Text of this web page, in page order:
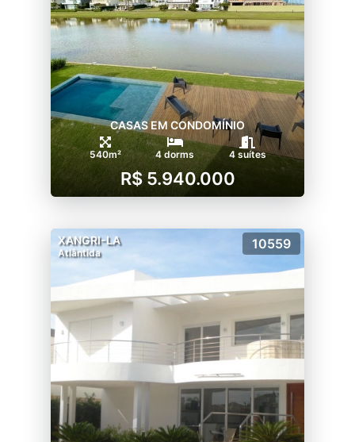
CASAS EM CONDOMÍNIO
540m² 4 dorms 4 suítes
R$ 5.940.000
XANGRI-LA
Atlântida
10559